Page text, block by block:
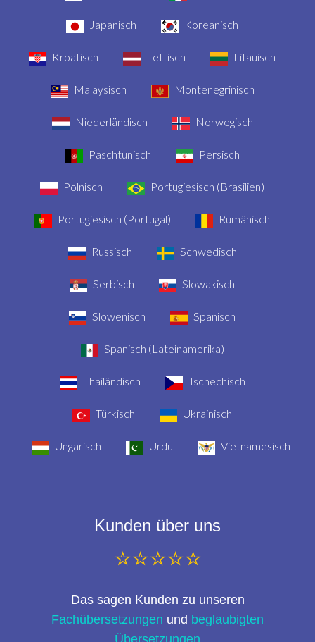
Japanisch Koreanisch
Kroatisch Lettisch Litauisch
Malaysisch Montenegrinisch
Niederländisch Norwegisch
Paschtunisch Persisch
Polnisch Portugiesisch (Brasilien)
Portugiesisch (Portugal) Rumänisch
Russisch Schwedisch
Serbisch Slowakisch
Slowenisch Spanisch
Spanisch (Lateinamerika)
Thailändisch Tschechisch
Türkisch Ukrainisch
Ungarisch Urdu Vietnamesisch
Kunden über uns
⭐⭐⭐⭐⭐
Das sagen Kunden zu unseren
Fachübersetzungen und beglaubigten